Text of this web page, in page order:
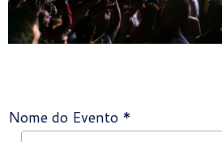
Nome do Evento *